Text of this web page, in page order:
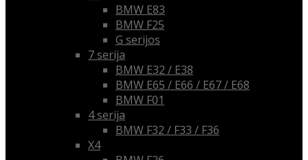
BMW E83
BMW F25
G serijos
7 serija
BMW E32 / E38
BMW E65 / E66 / E67 / E68
BMW F01
4 serija
BMW F32 / F33 / F36
X4